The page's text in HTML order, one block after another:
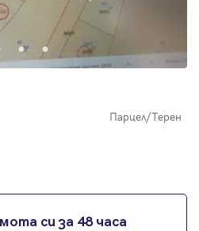
Парцел/Терен
си за 48 часа